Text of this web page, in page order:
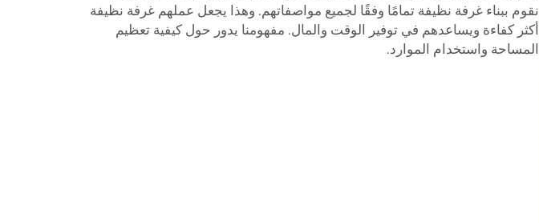
نقوم ببناء غرفة نظيفة تمامًا وفقًا لجميع مواصفاتهم. وهذا يجعل عملهم غرفة نظيفة
أكثر كفاءة ويساعدهم في توفير الوقت والمال. مفهومنا يدور حول كيفية تعظيم
المساحة واستخدام الموارد.